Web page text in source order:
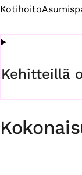
Kotihoito
Kehitteillä